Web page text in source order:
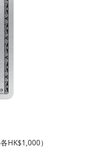
HK$1,000）